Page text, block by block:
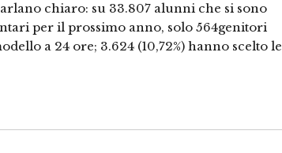
chiaro: su 33.807 alunni che si sono
per il prossimo anno, solo 564genitori
a 24 ore; 3.624 (10,72%) hanno scelto le